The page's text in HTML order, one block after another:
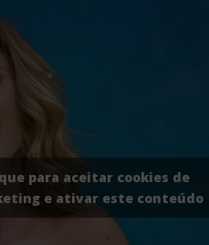
para aceitar cookies de
e ativar este conteúdo